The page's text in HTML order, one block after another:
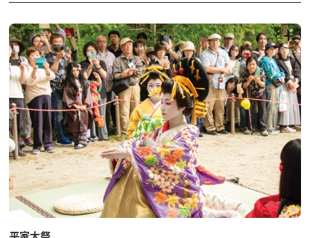
●シャトルバス※令和8(2026)年はシャトルバスの運行はございま
せんので、予めご了承ください。
◆春爛漫 さくら幸せぐるめ◆(鬼怒川温泉・川治温泉・三依エリ
ア)
この時期限定の幸せメニューをご堪能いただけます。
詳細は「オニうま！ぐるめガイド」→こちらをクリック！